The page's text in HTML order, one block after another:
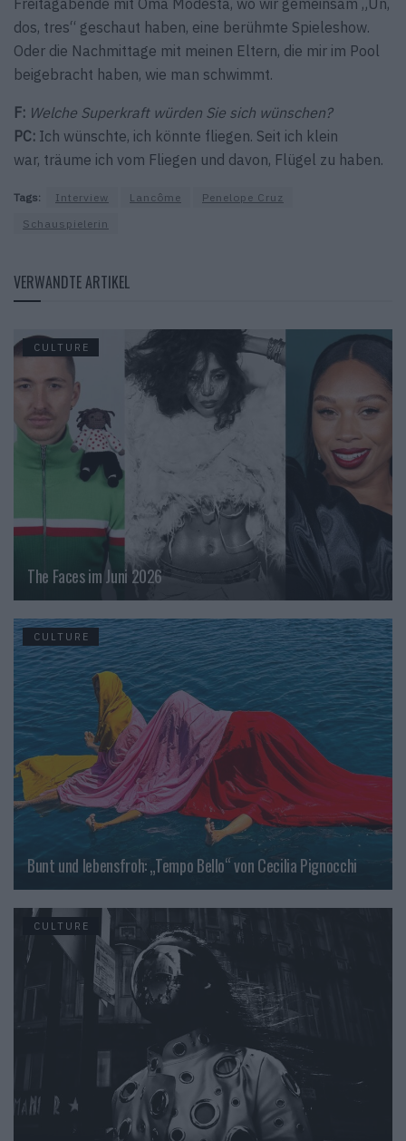
Freitagabende mit Oma Modesta, wo wir gemeinsam „Un,
dos, tres“ geschaut haben, eine berühmte Spieleshow.
Oder die Nachmittage mit meinen Eltern, die mir im Pool
beigebracht haben, wie man schwimmt.
F: Welche Superkraft würden Sie sich wünschen?
PC: Ich wünschte, ich könnte fliegen. Seit ich klein
war, träume ich vom Fliegen und davon, Flügel zu haben.
Tags: Interview Lancôme
Penelope Cruz
Schauspielerin
VERWANDTE ARTIKEL
CULTURE
The Faces im Juni 2026
CULTURE
Bunt und lebensfroh: „Tempo Bello“ von Cecilia Pignocchi
CULTURE